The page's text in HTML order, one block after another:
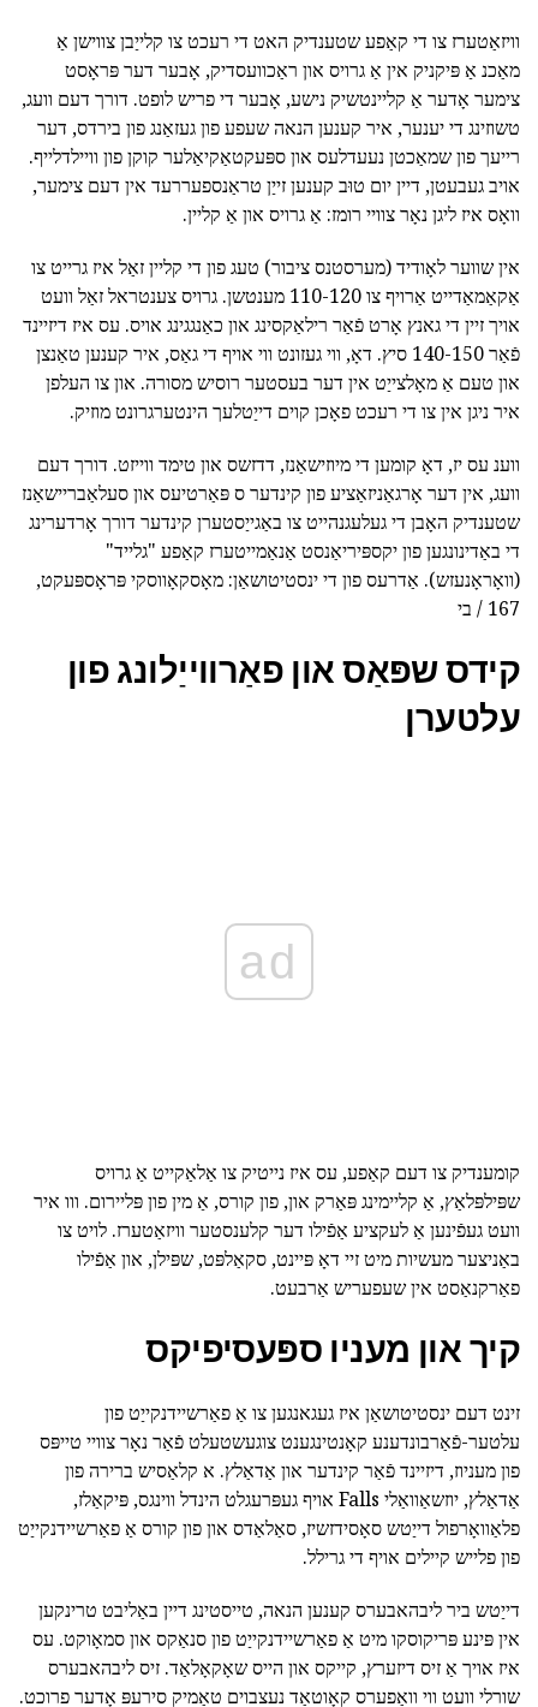
וויזאַטערז צו די קאַפע שטענדיק האט די רעכט צו קלייַבן צווישן אַ
מאַכנ אַ פּיקניק אין אַ גרויס און ראַכוועסדיק, אָבער דער פּראָסט
צימער אָדער אַ קליינטשיק נישע, אָבער די פריש לופט. דורך דעם וועג,
טשוזינג די יענער, איר קענען הנאה שעפע פון געזאַנג פון בירדס, דער
רייעך פון שמאַכטן נעעדלעס און ספּעקטאַקיאַלער קוקן פון וויילדלייף.
אויב געבעטן, דיין יום טוּב קענען זייַן טראַנספעררעד אין דעם צימער,
וואָס איז ליגן נאָר צוויי רומז: אַ גרויס און אַ קליין.
אין שווער לאָודיד (מערסטנס ציבור) טעג פון די קליין זאַל איז גרייט צו
אַקאַמאַדייט אַרויף צו 110-120 מענטשן. גרויס צענטראל זאַל וועט
אויך זיין די גאנץ אָרט פֿאַר רילאַקסינג און כאַנגגינג אויס. עס איז דיזיינד
פֿאַר 140-150 סיץ. דאָ, ווי געזונט ווי אויף די גאַס, איר קענען טאַנצן
און טעם אַ מאָלצייַט אין דער בעסטער רוסיש מסורה. און צו העלפן
איר ניגן אין צו די רעכט פאָכן קוים דייַטלעך הינטערגרונט מוזיק.
ווענ עס יז, דאָ קומען די מיוזישאַנז, דדזשס און טימד ווייזט. דורך דעם
וועג, אין דער אָרגאַניזאַציע פון קינדער ס פּאַרטיעס און סעלאַבריישאַנז
שטענדיק האָבן די געלעגנהייט צו באַגייַסטערן קינדער דורך אָרדערינג
די באַדינונגען פון יקספּיריאַנסט אַנאַמייטערז קאַפע "גלייד"
(וואָראָנעזש). אַדרעס פון די ינסטיטושאַן: מאָסקאָווסקי פּראָספּעקט,
167 / בי
קידס שפּאַס און פאַרווייַלונג פון
עלטערן
ad
קומענדיק צו דעם קאַפע, עס איז נייטיק צו אַלאַקייט אַ גרויס
שפּילפּלאַץ, אַ קליימינג פּאַרק און, פון קורס, אַ מין פון פּליירום. ווו איר
וועט געפֿינען אַ לעקציע אַפֿילו דער קלענסטער וויזאַטערז. לויט צו
באַניצער מעשיות מיט זיי דאָ פּיינט, סקאַלפּט, שפּילן, און אַפֿילו
פאַרקנאַסט אין שעפעריש אַרבעט.
קיך און מעניו ספּעסיפיקס
זינט דעם ינסטיטושאַן איז געגאנגען צו אַ פאַרשיידנקייַט פון
עלטער-פֿאַרבונדענע קאָנטינגענט צוגעשטעלט פֿאַר נאָר צוויי טייפּס
פון מעניוז, דיזיינד פֿאַר קינדער און אַדאַלץ. א קלאַסיש ברירה פון
אַדאַלץ, יוזשאַוואַלי Falls אויף געפּרעגלט הינדל ווינגס, פּיקאַלז,
פלאַוואָרפול דייַטש סאָסידזשיז, סאַלאַדס און פון קורס אַ פאַרשיידנקייַט
פון פלייש קיילים אויף די גרילל.
דייַטש ביר ליבהאבערס קענען הנאה, טייסטינג דיין באַליבט טרינקען
אין פּינע פּריקוסקו מיט אַ פאַרשיידנקייַט פון סנאַקס און סמאָוקט. עס
איז אויך אַ זיס דיזערץ, קייקס און הייס שאָקאָלאַד. זיס ליבהאבערס
שורלי וועט ווי וואַפערס קאָוטאַד נעצבוים טאַמיק סירעפּ אָדער פרוכט.